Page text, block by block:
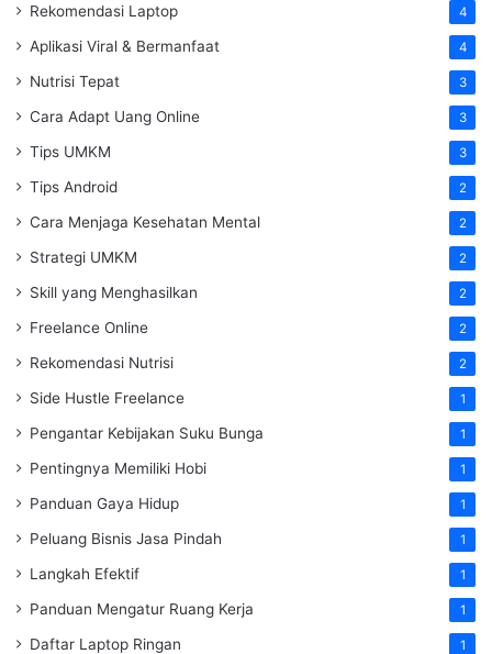
Rekomendasi Laptop 4
Aplikasi Viral & Bermanfaat 4
Nutrisi Tepat 3
Cara Adapt Uang Online 3
Tips UMKM 3
Tips Android 2
Cara Menjaga Kesehatan Mental 2
Strategi UMKM 2
Skill yang Menghasilkan 2
Freelance Online 2
Rekomendasi Nutrisi 2
Side Hustle Freelance 1
Pengantar Kebijakan Suku Bunga 1
Pentingnya Memiliki Hobi 1
Panduan Gaya Hidup 1
Peluang Bisnis Jasa Pindah 1
Langkah Efektif 1
Panduan Mengatur Ruang Kerja 1
Daftar Laptop Ringan 1